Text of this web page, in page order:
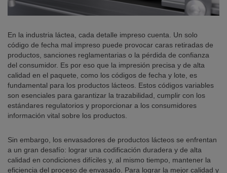
En la industria láctea, cada detalle impreso cuenta. Un solo
código de fecha mal impreso puede provocar caras retiradas de
productos, sanciones reglamentarias o la pérdida de confianza
del consumidor. Es por eso que la impresión precisa y de alta
calidad en el paquete, como los códigos de fecha y lote, es
fundamental para los productos lácteos. Estos códigos variables
son esenciales para garantizar la trazabilidad, cumplir con los
estándares regulatorios y proporcionar a los consumidores
información vital sobre los productos.
Sin embargo, los envasadores de productos lácteos se enfrentan
a un gran desafío: lograr una codificación duradera y de alta
calidad en condiciones difíciles y, al mismo tiempo, mantener la
eficiencia del proceso de envasado. Para lograr la mejor calidad y